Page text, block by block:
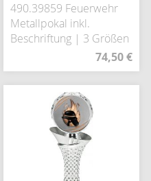
490.39859 Feuerwehr
Metallpokal inkl.
Beschriftung | 3 Größen
74,50 €